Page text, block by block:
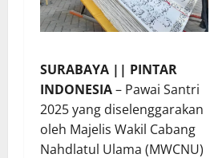
SURABAYA || PINTAR
INDONESIA– Pawai Santri
2025 yang diselenggarakan
oleh Majelis Wakil Cabang
Nahdlatul Ulama (MWCNU)